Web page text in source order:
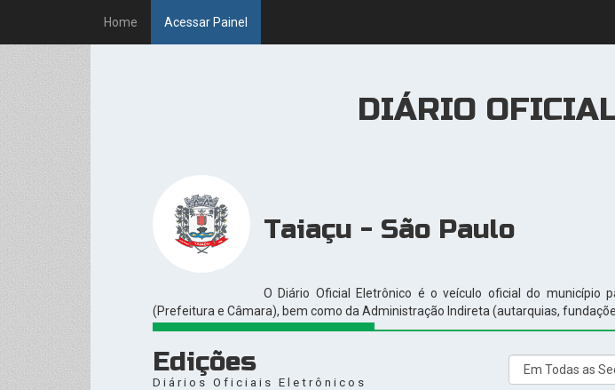
Home Acessar Painel
DIÁRIO
Taiaçu - São Paulo
O Diário Oficial Eletrônico é o veículo oficial do município
(Prefeitura e Câmara), bem como da Administração Indireta (autarquias,
Edições
Diários Oficiais Eletrônicos
Seção